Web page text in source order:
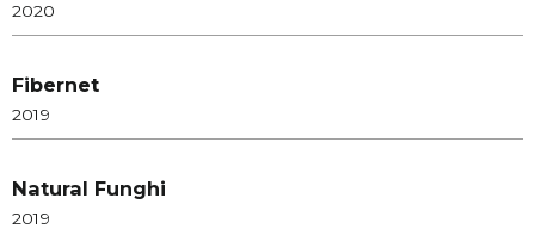
2020
Fibernet
2019
Natural Funghi
2019